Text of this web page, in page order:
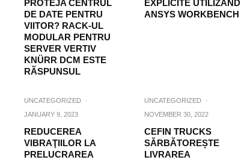
PROTEJA CENTRUL
DE DATE PENTRU
VIITOR? RACK-UL
MODULAR PENTRU
SERVER VERTIV
KNÜRR DCM ESTE
RÃSPUNSUL
EXPLICITE UTILIZÂND
ANSYS WORKBENCH
UNCATEGORIZED
·
JANUARY 9, 2023
REDUCEREA
VIBRAŢIILOR LA
PRELUCRAREA
UNCATEGORIZED
·
NOVEMBER 30, 2022
CEFIN TRUCKS
SĂRBĂTOREȘTE
LIVRAREA